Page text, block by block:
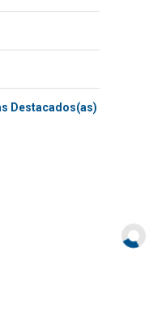
Destacados(as)